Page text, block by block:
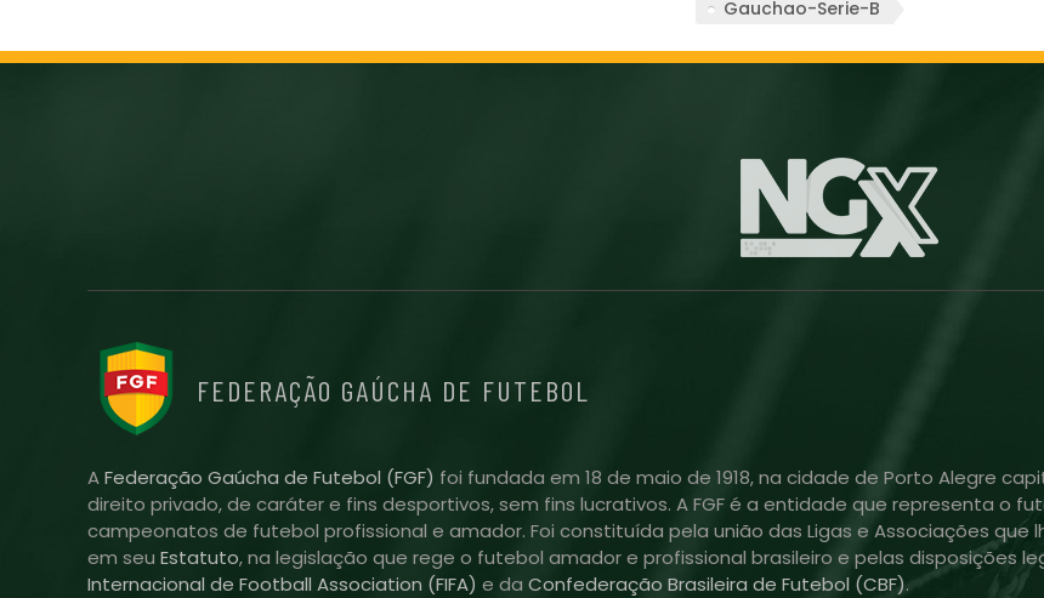
Gauchao-Serie-B
FEDERAÇÃO GAÚCHA DE FUTEBOL
AFederação Gaúcha de Futebol (FGF) foi fundada em 18 de maio de 1918, na cidade de Porto Alegre
direito privado, de caráter e fins desportivos, sem fins lucrativos. A FGF é a entidade que representa o
campeonatos de futebol profissional e amador. Foi constituída pela união das Ligas e Associações
em seu Estatuto, na legislação que rege o futebol amador e profissional brasileiro e pelas disposições
Internacional de Football Association (FIFA) e da Confederação Brasileira de Futebol (CBF).